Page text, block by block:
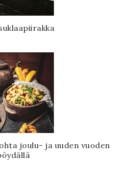
joulu- ja uuden vuoden